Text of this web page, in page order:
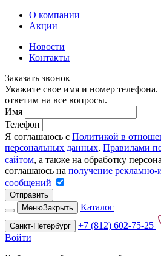
О компании
Акции
Новости
Контакты
Заказать звонок
Укажите свое имя и номер
ответим на все вопросы.
Имя
Телефон
Я соглашаюсь с Политикой в
персональных данных, Правилами
сайтом, а также на обработку
соглашаюсь на получение
сообщений
Отправить
МенюЗакрыть Каталог
Санкт-Петербург
+7 (812) 602-75-25
Войти